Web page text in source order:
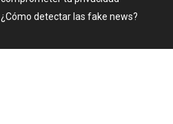
¿Cómo detectar las fake news?